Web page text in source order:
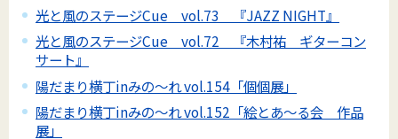
光と風のステージCue vol.73 『JAZZ NIGHT』
光と風のステージCue vol.72 『木村祐 ギターコン
サート』
陽だまり横丁inみの～れ vol.154「個個展」
陽だまり横丁inみの～れ vol.152「絵とあ～る会 作品
展」